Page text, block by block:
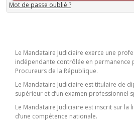
Mot de passe oublié ?
Le Mandataire Judiciaire exerce une
indépendante contrôlée en permanence
Procureurs de la République.
Le Mandataire Judiciaire est titulaire de
supérieur et d’un examen professionnel
Le Mandataire Judiciaire est inscrit sur la
d’une compétence nationale.